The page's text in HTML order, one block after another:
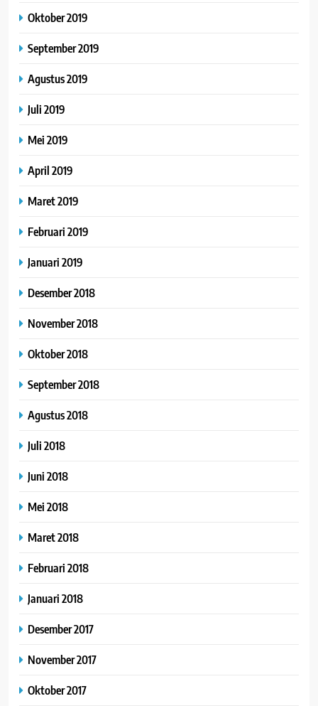
Oktober 2019
September 2019
Agustus 2019
Juli 2019
Mei 2019
April 2019
Maret 2019
Februari 2019
Januari 2019
Desember 2018
November 2018
Oktober 2018
September 2018
Agustus 2018
Juli 2018
Juni 2018
Mei 2018
Maret 2018
Februari 2018
Januari 2018
Desember 2017
November 2017
Oktober 2017